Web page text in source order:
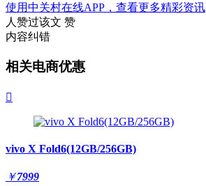
使用中关村在线APP，查看更多精彩资讯
人赞过该文 赞
内容纠错
相关电商优惠

vivo X Fold6(12GB/256GB)
￥7999